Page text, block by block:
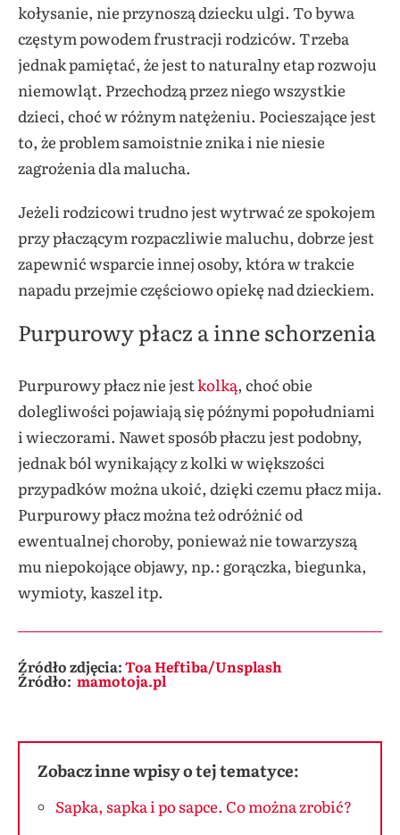
kołysanie, nie przynoszą dziecku ulgi. To bywa
częstym powodem frustracji rodziców. Trzeba
jednak pamiętać, że jest to naturalny etap rozwoju
niemowląt. Przechodzą przez niego wszystkie
dzieci, choć w różnym natężeniu. Pocieszające jest
to, że problem samoistnie znika i nie niesie
zagrożenia dla malucha.
Jeżeli rodzicowi trudno jest wytrwać ze spokojem
przy płaczącym rozpaczliwie maluchu, dobrze jest
zapewnić wsparcie innej osoby, która w trakcie
napadu przejmie częściowo opiekę nad dzieckiem.
Purpurowy płacz a inne schorzenia
Purpurowy płacz nie jestkolką, choć obie
dolegliwości pojawiają się późnymi popołudniami
i wieczorami. Nawet sposób płaczu jest podobny,
jednak ból wynikający z kolki w większości
przypadków można ukoić, dzięki czemu płacz mija.
Purpurowy płacz można też odróżnić od
ewentualnej choroby, ponieważ nie towarzyszą
mu niepokojące objawy, np.: gorączka, biegunka,
wymioty, kaszel itp.
Źródło zdjęcia:Toa Heftiba/Unsplash
Źródło: mamotoja.pl
Zobacz inne wpisy o tej tematyce:
Sapka, sapka i po sapce. Co można zrobić?